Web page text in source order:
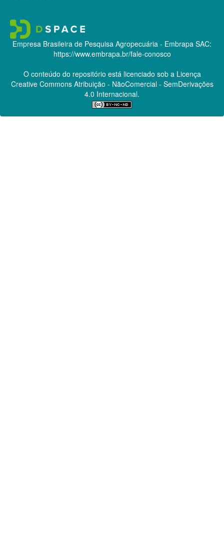
Empresa Brasileira de Pesquisa Agropecuária - Embrapa SAC:
https://www.embrapa.br/fale-conosco
O conteúdo do repositório está licenciado sob a Licença
Creative CommonsAtribuição - NãoComercial - SemDerivações
4.0 Internacional.